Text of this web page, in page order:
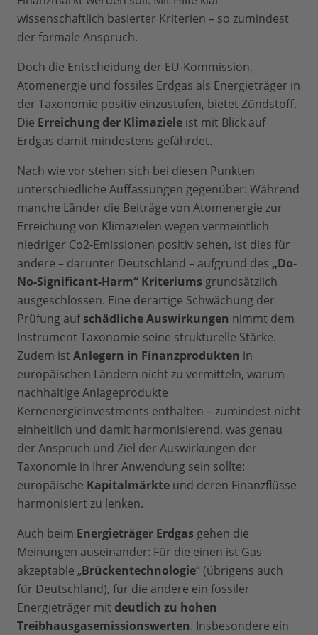
wissenschaftlich basierter Kriterien – so zumindest
der formale Anspruch.
Doch die Entscheidung der EU-Kommission,
Atomenergie und fossiles Erdgas als Energieträger in
der Taxonomie positiv einzustufen, bietet Zündstoff.
Die Erreichung der Klimaziele ist mit Blick auf
Erdgas damit mindestens gefährdet.
Nach wie vor stehen sich bei diesen Punkten
unterschiedliche Auffassungen gegenüber: Während
manche Länder die Beiträge von Atomenergie zur
Erreichung von Klimazielen wegen vermeintlich
niedriger Co2-Emissionen positiv sehen, ist dies für
andere – darunter Deutschland – aufgrund des „Do-
No-Significant-Harm“ Kriteriums grundsätzlich
ausgeschlossen. Eine derartige Schwächung der
Prüfung aufschädliche Auswirkungen nimmt dem
Instrument Taxonomie seine strukturelle Stärke.
Zudem ist Anlegern in Finanzprodukten in
europäischen Ländern nicht zu vermitteln, warum
nachhaltige Anlageprodukte
Kernenergieinvestments enthalten – zumindest nicht
einheitlich und damit harmonisierend, was genau
der Anspruch und Ziel der Auswirkungen der
Taxonomie in Ihrer Anwendung sein sollte:
europäische Kapitalmärkte und deren Finanzflüsse
harmonisiert zu lenken.
Auch beim Energieträger Erdgas gehen die
Meinungen auseinander: Für die einen ist Gas
akzeptable „Brückentechnologie“ (übrigens auch
für Deutschland), für die andere ein fossiler
Energieträger mit deutlich zu hohen
Treibhausgasemissionswerten. Insbesondere ein